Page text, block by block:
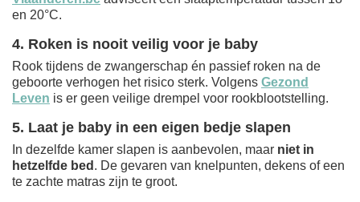
en 20°C.
4. Roken is nooit veilig voor je baby
Rook tijdens de zwangerschap én passief roken na de
geboorte verhogen het risico sterk. Volgens Gezond
Leven is er geen veilige drempel voor rookblootstelling.
5. Laat je baby in een eigen bedje slapen
In dezelfde kamer slapen is aanbevolen, maar niet in
hetzelfde bed . De gevaren van knelpunten, dekens of een
te zachte matras zijn te groot.